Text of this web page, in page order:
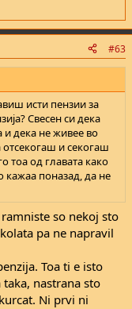
#63
исти пензии за
Свесен си дека
и дека не живее во
отсекогаш и секогаш
тоа од главата како
кажаа поназад, да не
so nekoj sto
pa ne napravil
Toa ti e isto
nastrana sto
Ni prvi ni